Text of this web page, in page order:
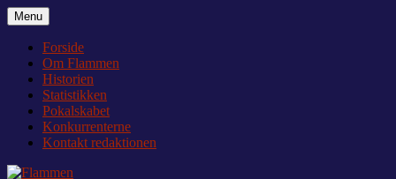
Videre
til
indhold
Flammen
Nyheder og debat om Team Tvis Holstebro
Menu
Forside
Om Flammen
Historien
Statistikken
Pokalskabet
Konkurrenterne
Kontakt redaktionen